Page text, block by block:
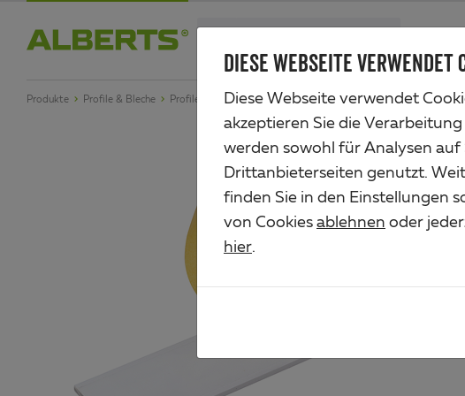
DIESE WEBSEITE VERWENDET
Diese Webseite verwendet
akzeptieren Sie die
werden sowohl für Analysen auf
Drittanbieterseiten genutzt.
finden Sie in den Einstellungen
von Cookies ablehnen oder
hier.
Haupt-
Produkte Profile & Bleche Profile aus Aluminium Flachstange, selbstklebend